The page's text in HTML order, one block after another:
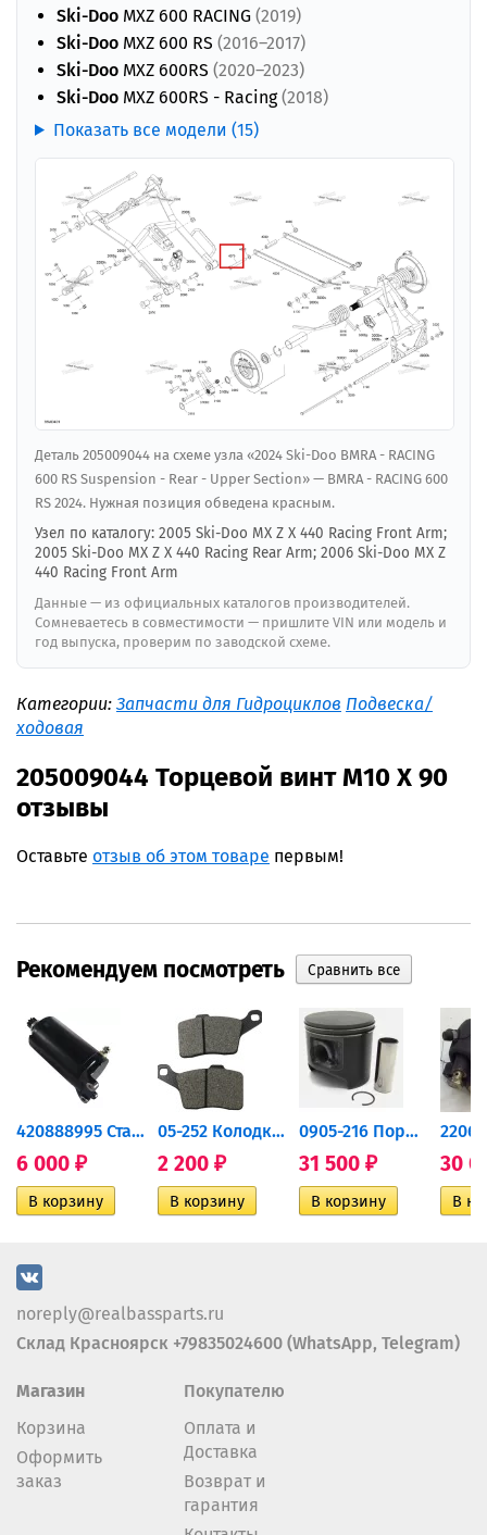
Ski-Doo MXZ 600 RACING (2019)
Ski-Doo MXZ 600 RS (2016–2017)
Ski-Doo MXZ 600RS (2020–2023)
Ski-Doo MXZ 600RS - Racing(2018)
Показать все модели (15)
Деталь 205009044 на схеме узла «2024 Ski-Doo BMRA - RACING
600 RS Suspension - Rear - Upper Section» — BMRA - RACING 600
RS 2024. Нужная позиция обведена красным.
Узел по каталогу: 2005 Ski-Doo MX Z X 440 Racing Front Arm;
2005 Ski-Doo MX Z X 440 Racing Rear Arm; 2006 Ski-Doo MX Z
440 Racing Front Arm
Данные — из официальных каталогов производителей.
Сомневаетесь в совместимости — пришлите VIN или модель и
год выпуска, проверим по заводской схеме.
Категории: Запчасти для Гидроциклов Подвеска/
ходовая
205009044 Торцевой винт M10 X 90
отзывы
Оставьте отзыв об этом товаре первым!
Рекомендуем посмотреть
420888995 Стартер для...
6 000 ₽
05-252 Колодки тормозные...
2 200 ₽
0905-216 Поршень Arctic Cat...
31 500 ₽ 30
noreply@realbassparts.ru
Склад Красноярск +79835024600 (WhatsApp, Telegram)
Магазин
Корзина
Оформить
заказ
Покупателю
Оплата и
Доставка
Возврат и
гарантия